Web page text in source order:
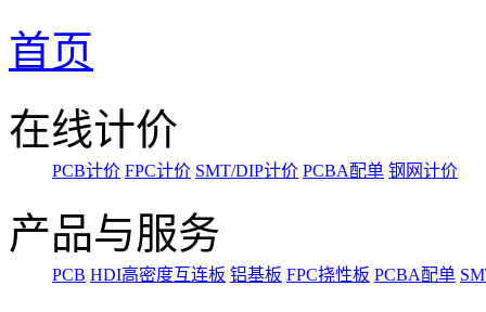
首页
在线计价
PCB计价 FPC计价 SMT/DIP计价 PCBA配单 钢网计价
产品与服务
PCB HDI高密度互连板 铝基板 FPC挠性板 PCBA配单